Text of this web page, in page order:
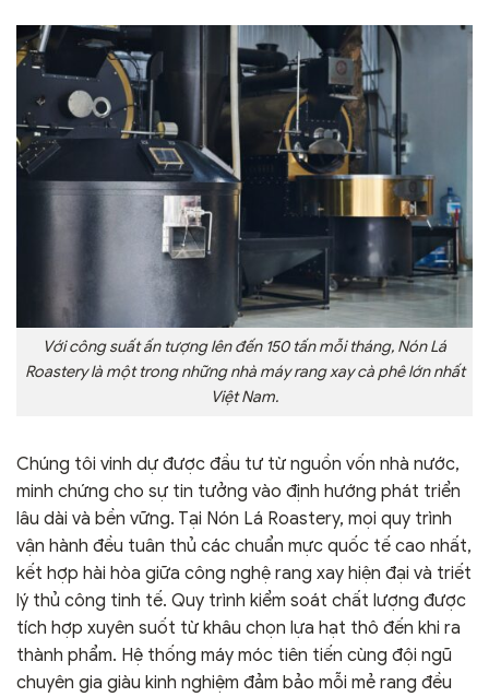
Với công suất ấn tượng lên đến 150 tấn mỗi tháng, Nón Lá
Roastery là một trong những nhà máy rang xay cà phê lớn nhất
Việt Nam.
Chúng tôi vinh dự được đầu tư từ nguồn vốn nhà nước,
minh chứng cho sự tin tưởng vào định hướng phát triển
lâu dài và bền vững. Tại Nón Lá Roastery, mọi quy trình
vận hành đều tuân thủ các chuẩn mực quốc tế cao nhất,
kết hợp hài hòa giữa công nghệ rang xay hiện đại và triết
lý thủ công tinh tế. Quy trình kiểm soát chất lượng được
tích hợp xuyên suốt từ khâu chọn lựa hạt thô đến khi ra
thành phẩm. Hệ thống máy móc tiên tiến cùng đội ngũ
chuyên gia giàu kinh nghiệm đảm bảo mỗi mẻ rang đều